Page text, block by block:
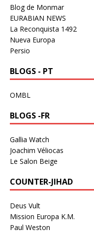
Blog de Monmar
EURABIAN NEWS
La Reconquista 1492
Nueva Europa
Persio
BLOGS - PT
OMBL
BLOGS -FR
Gallia Watch
Joachim Véliocas
Le Salon Beige
COUNTER-JIHAD
Deus Vult
Mission Europa K.M.
Paul Weston